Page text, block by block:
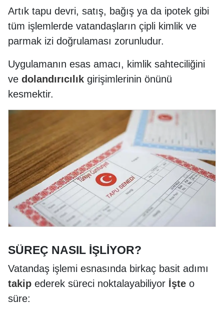
Artık tapu devri, satış, bağış ya da ipotek gibi
tüm işlemlerde vatandaşların çipli kimlik ve
parmak izi doğrulaması zorunludur.
Uygulamanın esas amacı, kimlik sahteciliğini
ve dolandırıcılık girişimlerinin önünü
kesmektir.
SÜREÇ NASIL İŞLİYOR?
Vatandaş işlemi esnasında birkaç basit adımı
takip ederek süreci noktalayabiliyor İşte o
süre: